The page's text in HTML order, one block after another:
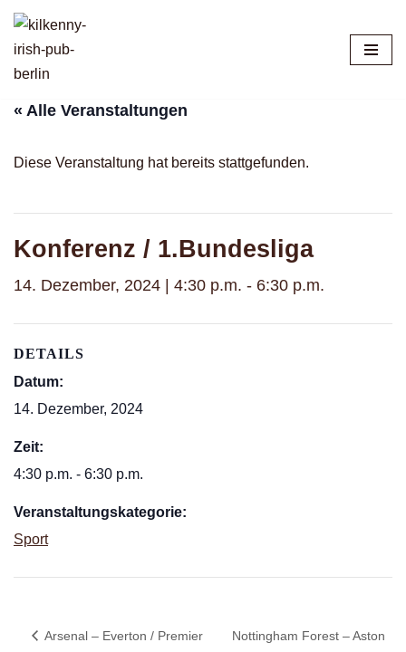
Zum
Inhalt
« Alle Veranstaltungen
Diese Veranstaltung hat bereits stattgefunden.
Konferenz / 1.Bundesliga
14. Dezember, 2024 | 4:30 p.m. - 6:30 p.m.
DETAILS
Datum:
14. Dezember, 2024
Zeit:
4:30 p.m. - 6:30 p.m.
Veranstaltungskategorie:
Sport
Arsenal – Everton / Premier
Nottingham Forest – Aston